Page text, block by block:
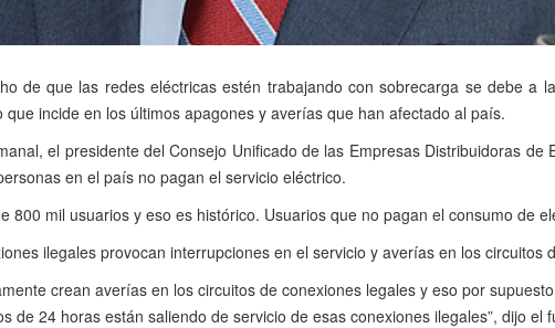
de que las redes eléctricas estén trabajando con sobrecarga se debe a
incide en los últimos apagones y averías que han afectado al país.
el presidente del Consejo Unificado de las Empresas Distribuidoras de
en el país no pagan el servicio eléctrico.
800 mil usuarios y eso es histórico. Usuarios que no pagan el consumo de
ilegales provocan interrupciones en el servicio y averías en los circuitos
crean averías en los circuitos de conexiones legales y eso por
de 24 horas están saliendo de servicio de esas conexiones ilegales”, dijo el